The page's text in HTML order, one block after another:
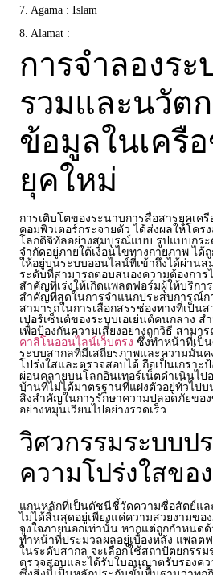
7. Agama : Islam
8. Alamat :
การจำลองร
รวมและนวัต
ข้อมูลในเครื
ยุคใหม่
การเติบโตของระนาบการสื่อสารยุคเ
คอมพิวเตอร์กระจายตัว ได้ส่งผลให้โค
โลกดิจิทัลอย่างสมบูรณ์แบบ รูปแบบกร
จำกัดอยู่ภายใต้เงื่อนไขทางกายภาพ ไ
ให้อยู่บนระบบออนไลน์ที่เข้าถึงได้ผ่าน
ระดับที่สามารถตอบสนองความต้องกา
สำคัญที่เร่งให้เกิดแพลตฟอร์มผู้ให้บริก
สำคัญที่สุดในการจำแนกประสบการณ์
สามารถในการเลือกสรรช่องทางที่เป็น
เปอร์เซ็นต์ของระบบเอเย่นต์คนกลาง
เพื่อป้องกันความเสี่ยงอย่างถูกวิธี สาม
คาสิโนออนไลน์เว็บตรง ซึ่งทำหน้าที่เป็
ระบบสากลที่มีเสถียรภาพและความมั่น
โปร่งใสและตรวจสอบได้ ถือเป็นเกราะ
ผ่อนคลายบนโลกอินเทอร์เน็ตดำเนินไ
บ้านที่ไม่ได้มาตรฐานที่แฝงตัวอยู่ทั่วไปบ
สิ่งสำคัญในการรักษาความปลอดภัยข
อย่างหมุนเวียนไปอย่างรวดเร็ว
วิศวกรรมระบบป
ความโปร่งใสขอ
แกนหลักที่เป็นดัชนีชี้วัดความซื่อสัตย์แล
ไม่ได้สิ้นสุดอยู่เพียงแค่ความสวยงามข
จูงใจภายนอกเท่านั้น หากแต่ถูกกำหนด
ทำหน้าที่ประมวลผลอยู่เบื้องหลัง แพลต
ในระดับสากล จะเลือกใช้สถาปัตยกรร
ตรวจสอบและได้รับใบอนุญาตรับรองคว